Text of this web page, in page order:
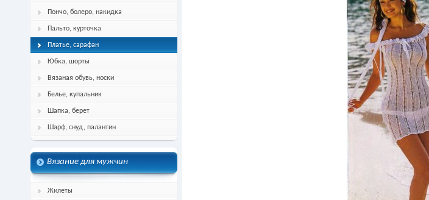
Пончо, болеро, накидка
Пальто, курточка
Платье, сарафан
Юбка, шорты
Вязаная обувь, носки
Белье, купальник
Шапка, берет
Шарф, снуд, палантин
Вязание для мужчин
Жилеты